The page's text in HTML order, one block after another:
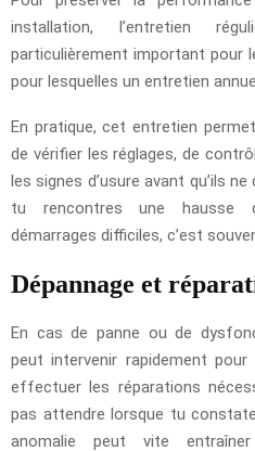
installation, l’entretien
particulièrement important pour
pour lesquelles un entretien
En pratique, cet entretien
de vérifier les réglages, de
les signes d’usure avant qu’ils
tu rencontres une hausse
démarrages difficiles, c’est
Dépannage et
En cas de panne ou de
peut intervenir rapidement
effectuer les réparations
pas attendre lorsque tu
anomalie peut vite